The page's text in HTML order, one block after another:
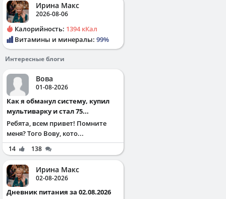
Ирина Макс
2026-08-06
Калорийность: 1394 кКал
Витамины и минералы: 99%
Интересные блоги
Вова
01-08-2026
Как я обманул систему, купил
мультиварку и стал 75...
Ребята, всем привет! Помните
меня? Того Вову, кото...
14 138
Ирина Макс
02-08-2026
Дневник питания за 02.08.2026